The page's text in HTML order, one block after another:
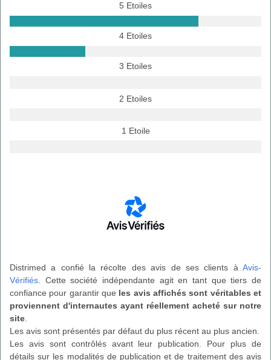
5 Etoiles
4 Etoiles
3 Etoiles
2 Etoiles
1 Etoile
Distrimed a confié la récolte des avis de ses clients à Avis-
Vérifiés. Cette société indépendante agit en tant que tiers de
confiance pour garantir que les avis affichés sont véritables et
proviennent d'internautes ayant réellement acheté sur notre
site.
Les avis sont présentés par défaut du plus récent au plus ancien.
Les avis sont contrôlés avant leur publication. Pour plus de
détails sur les modalités de publication et de traitement des avis